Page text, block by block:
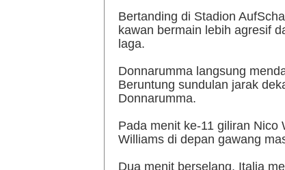
Bertanding di Stadion
kawan bermain lebih agresif
laga.
Donnarumma langsung
Beruntung sundulan jarak
Donnarumma.
Pada menit ke-11 giliran Nico
Williams di depan gawang
Dua menit berselang, Italia